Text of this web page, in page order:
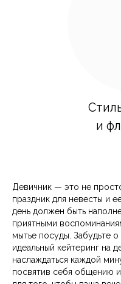
Девичник — это не
праздник для невесты и
день должен быть
приятными
мытье посуды. Забудьте
идеальный кейтеринг на
наслаждаться каждой
посвятив себя общению